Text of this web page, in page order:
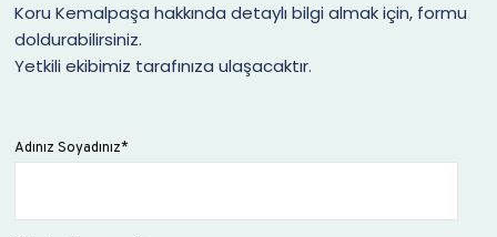
Koru Kemalpaşa hakkında detaylı bilgi almak için, formu
doldurabilirsiniz.
Yetkili ekibimiz tarafınıza ulaşacaktır.
Adınız Soyadınız*